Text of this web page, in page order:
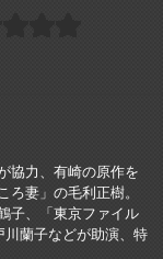
協力、有崎の原作を
ろ妻」の毛利正樹。
子、「東京ファイル
川蘭子などが助演、特